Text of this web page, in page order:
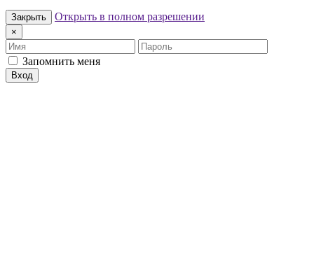
Закрыть Открыть в полном разрешении
×
Имя
Пароль
Запомнить меня
Вход